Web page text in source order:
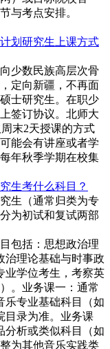
与考点安排。
划研究生上课方式
少数民族高层次骨
定向新疆，不再面
士研究生。在职少
签订协议。北师大
末2天授课的方式
能会有讲座或者学
年秋季学期在校集
生考什么科目？
生（通常归类为专
为初试和复试两部
包括：思想政治理
治理论基础与时事政
业学位考生，考察英
。业务课一‌：通常
乐专业基础科目‌（如
目录为准。业务课
分析‌或类似科目（如
为其他音乐实践类